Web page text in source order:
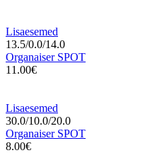
Lisaesemed
13.5/0.0/14.0
Organaiser SPOT
11.00€
Lisaesemed
30.0/10.0/20.0
Organaiser SPOT
8.00€